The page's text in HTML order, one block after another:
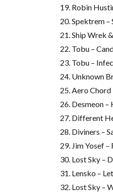
19. Robin
20. Spektrem –
21. Ship Wrek
22. Tobu –
23. Tobu –
24. Unknown
25. Aero Chord
26. Desmeon –
27. Different
28. Diviners –
29. Jim Yosef
30. Lost Sky –
31. Lensko –
32. Lost Sky –